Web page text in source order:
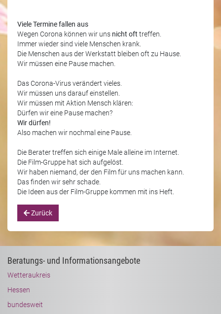
Viele Termine fallen aus
Wegen Corona können wir uns nicht oft treffen.
Immer wieder sind viele Menschen krank.
Die Menschen aus der Werkstatt bleiben oft zu Hause.
Wir müssen eine Pause machen.
Das Corona-Virus verändert vieles.
Wir müssen uns darauf einstellen.
Wir müssen mit Aktion Mensch klären:
Dürfen wir eine Pause machen?
Wir dürfen!
Also machen wir nochmal eine Pause.
Die Berater treffen sich einige Male alleine im Internet.
Die Film-Gruppe hat sich aufgelöst.
Wir haben niemand, der den Film für uns machen kann.
Das finden wir sehr schade.
Die Ideen aus der Film-Gruppe kommen mit ins Heft.
Zurück
Beratungs- und Informationsangebote
Wetteraukreis
Hessen
bundesweit